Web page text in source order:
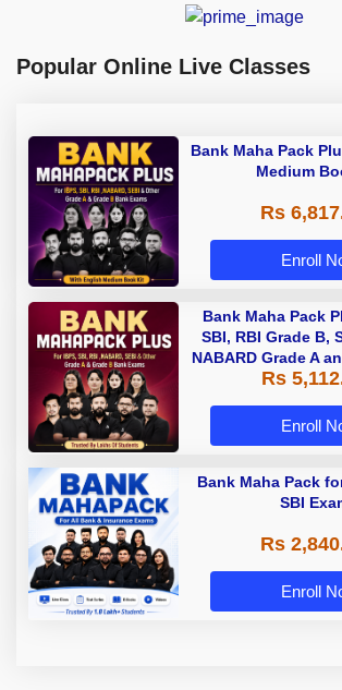
Popular Online Live Classes
Bank Maha Pack
Medium
Rs
Enroll
Bank Maha Pack
SBI, RBI Grade B,
NABARD Grade A
A & Grade B
Rs
Enroll
Bank Maha Pack
SBI
Rs
Enroll